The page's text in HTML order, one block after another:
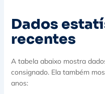
Dados
recentes
A tabela abaixo mostra
consignado. Ela também
anos: